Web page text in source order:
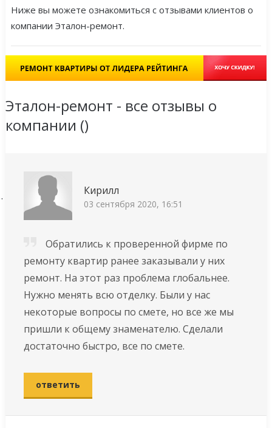
Ниже вы можете ознакомиться с отзывами клиентов о
компании Эталон-ремонт.
Эталон-ремонт - все отзывы о
компании ()
Кирилл
03 сентября 2020, 16:51
Обратились к проверенной фирме по
ремонту квартир ранее заказывали у них
ремонт. На этот раз проблема глобальнее.
Нужно менять всю отделку. Были у нас
некоторые вопросы по смете, но все же мы
пришли к общему знаменателю. Сделали
достаточно быстро, все по смете.
ответить